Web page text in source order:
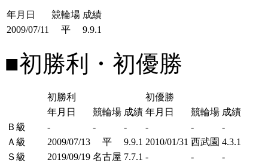
年月日 競輪場 成績
2009/07/11
平 9.9.1
■初勝利・初優勝
初勝利
初優勝
年月日
競輪場 成績 年月日 競輪場 成績
Ｂ級
- - - - -
-
Ａ級
2009/07/13 平 9.9.1 2010/01/31 西武園 4.3.1
Ｓ級
2019/09/19 名古屋 7.7.1 - -
-